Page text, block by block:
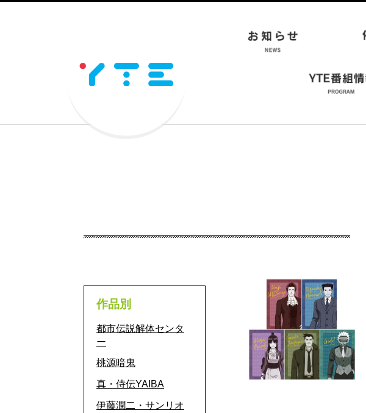
作品別
都市伝説解体センタ
ー
桃源暗鬼
真・侍伝YAIBA
伊藤潤二・サンリオ